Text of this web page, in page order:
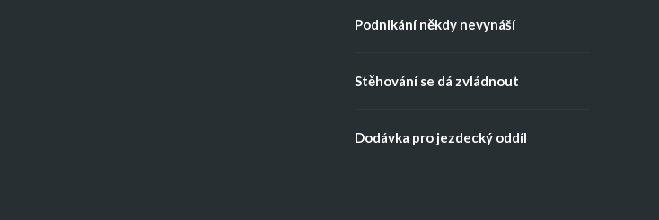
Podnikání někdy nevynáší
Stěhování se dá zvládnout
Dodávka pro jezdecký oddíl